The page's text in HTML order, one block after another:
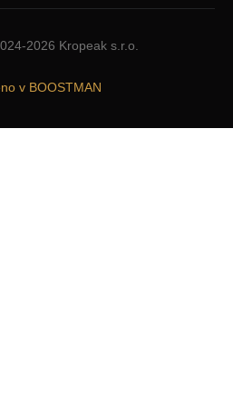
2026 Kropeak s.r.o.
v BOOSTMAN